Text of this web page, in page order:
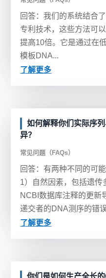
回答：我们的系统结合
专利技术，这些方法可
提高10倍。它是通过在
模板DNA...
了解更多
如何解释你们实际序
异？
常见问题（FAQs）
回答：有两种不同的可
1）自然因素，包括遗传
NCBI数据库注释的更新
递交者的DNA测序的错
过程导致的改变。购买
了解更多